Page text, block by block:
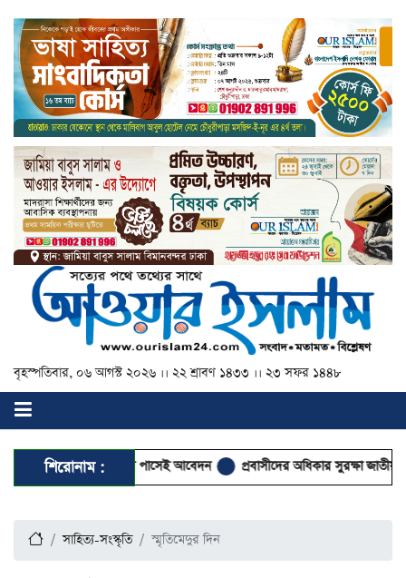
বৃহস্পতিবার, ০৬ আগস্ট ২০২৬ ।। ২২ শ্রাবণ ১৪৩৩ ।। ২৩ সফর ১৪৪৮
শিরোনাম :
নিয়োগ, এইচএসসি পাসেই আবেদন প্রবাসীদের অধিকার সুরক্ষা জাতীয়
সাহিত্য-সংস্কৃতি স্মৃতিমেদুর দিন